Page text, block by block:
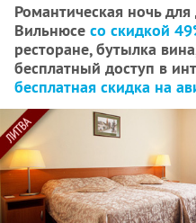
Романтическая ночь для
Вильнюсе со скидкой
ресторане, бутылка
бесплатный доступ в
бесплатная скидка на